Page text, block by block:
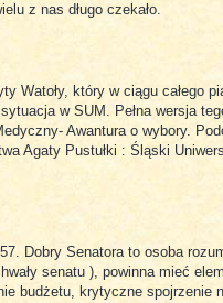
z nas długo czekało.
Watoły, który w ciągu całego
w SUM. Pełna wersja
Awantura o wybory.
Agaty Pustułki : Śląski
Dobry Senatora to osoba
senatu ), powinna mieć
budżetu, krytyczne spojrzenie